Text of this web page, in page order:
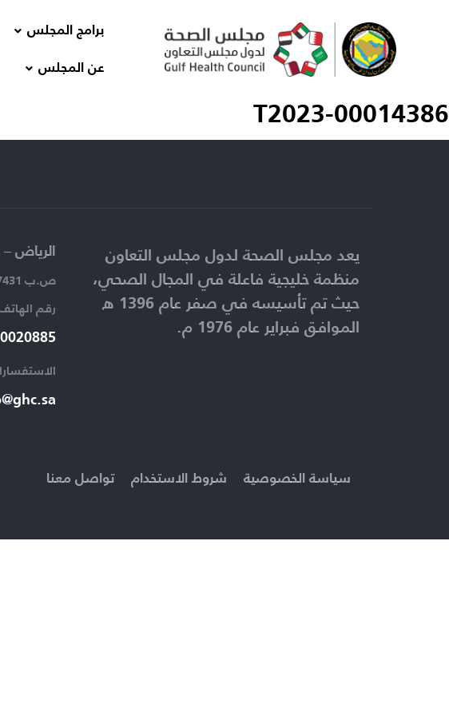
برامج المجلس
عن المجلس
T2023-00014386
الرياض
ص.ب 7431 - الرمز البريدي 11462
رقم
يعد مجلس الصحة لدول مجلس التعاون
منظمة خليجية فاعلة في المجال الصحي،
حيث تم تأسيسه في صفر عام 1396 ه
الموافق فبراير عام 1976 م.
تواصل معنا شروط الاستخدام سياسة الخصوصية